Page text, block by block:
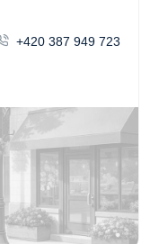
+420 387 949 723